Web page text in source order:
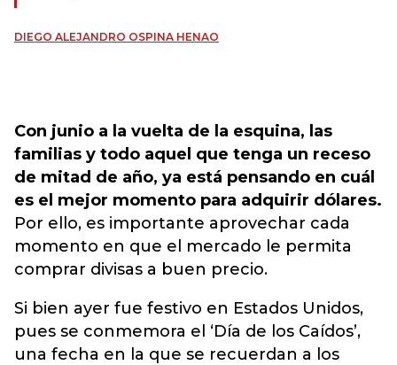
DIEGO ALEJANDRO OSPINA HENAO
Con junio a la vuelta de la esquina, las
familias y todo aquel que tenga un receso
de mitad de año, ya está pensando en cuál
es el mejor momento para adquirir dólares.
Por ello, es importante aprovechar cada
momento en que el mercado le permita
comprar divisas a buen precio.
Si bien ayer fue festivo en Estados Unidos,
pues se conmemora el ‘Día de los Caídos’,
una fecha en la que se recuerdan a los